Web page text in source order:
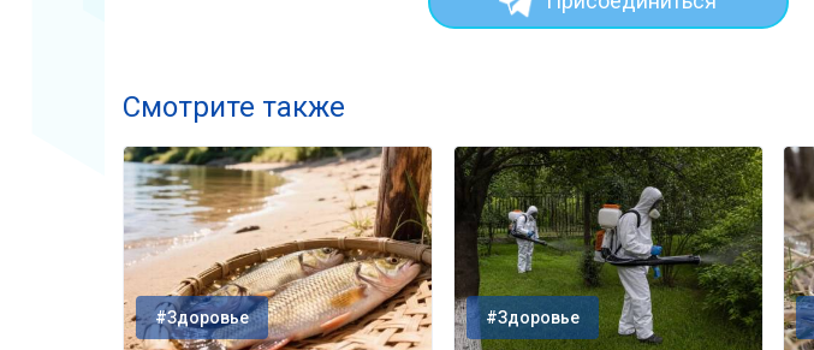
Смотрите также
#Здоровье #Здоровье